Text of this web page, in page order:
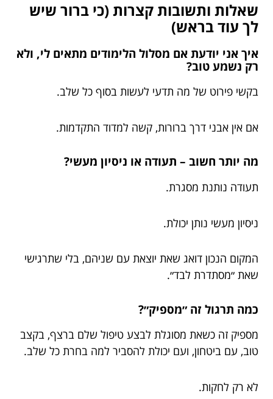
שאלות ותשובות קצרות (כי ברור שיש
לך עוד בראש)
איך אני יודעת אם מסלול הלימודים מתאים לי, ולא
רק נשמע טוב?
בקשי פירוט של מה תדעי לעשות בסוף כל שלב.
אם אין אבני דרך ברורות, קשה למדוד התקדמות.
מה יותר חשוב – תעודה או ניסיון מעשי?
תעודה נותנת מסגרת.
ניסיון מעשי נותן יכולת.
המקום הנכון דואג שאת יוצאת עם שניהם, בלי שתרגישי
שאת ״מסתדרת לבד״.
כמה תרגול זה ״מספיק״?
מספיק זה כשאת מסוגלת לבצע טיפול שלם ברצף, בקצב
טוב, עם ביטחון, ועם יכולת להסביר למה בחרת כל שלב.
לא רק לחקות.